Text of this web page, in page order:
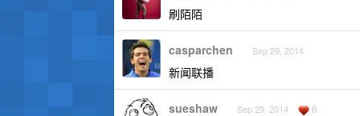
刷陌陌
casparchen Sep 29, 2014
新闻联播
sueshaw Sep 29, 2014 6